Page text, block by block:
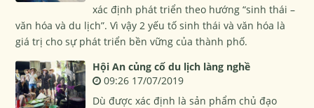
xác định phát triển theo hướng “sinh thái –
văn hóa và du lịch”. Vì vậy 2 yếu tố sinh thái và văn hóa là
giá trị cho sự phát triển bền vững của thành phố.
Hội An củng cố du lịch làng nghề
09:26 17/07/2019
Dù được xác định là sản phẩm chủ đạo